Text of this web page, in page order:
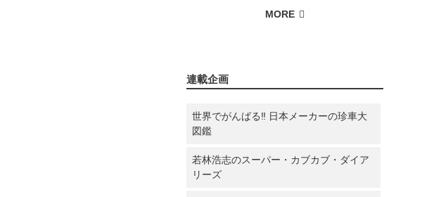
連載企画
世界でがんばる‼ 日本メーカーの珍車大
図鑑
若林浩志のスーパー・カブカブ・ダイア
リーズ